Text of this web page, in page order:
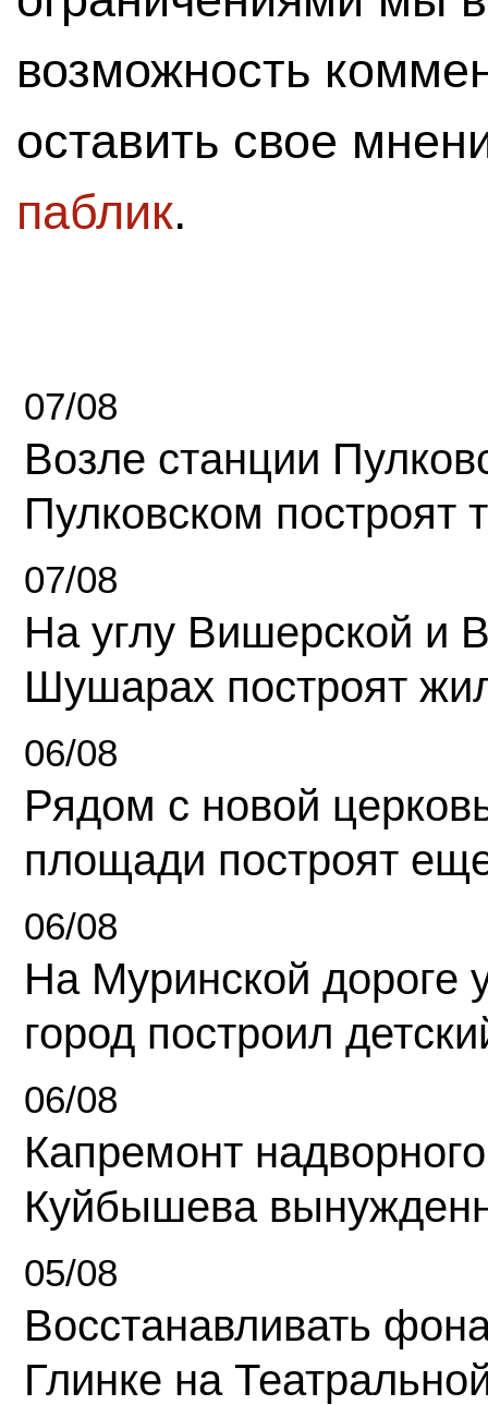
возможность
оставить свое
паблик.
07/08
Возле станции
Пулковском построят
07/08
На углу Вишерской и
Шушарах построят
06/08
Рядом с новой
площади построят
06/08
На Муринской дороге
город построил
06/08
Капремонт
Куйбышева
05/08
Восстанавливать
Глинке на